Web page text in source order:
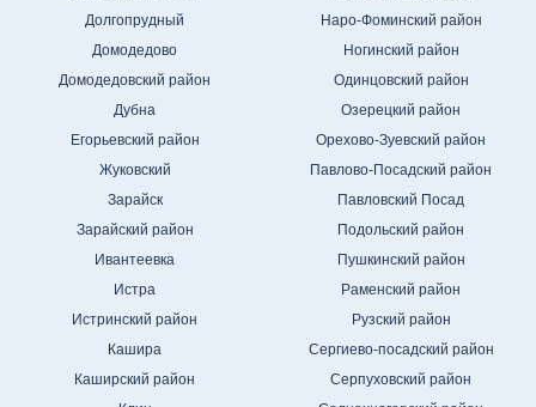
Долгопрудный
Домодедово
Домодедовский район
Дубна
Егорьевский район
Жуковский
Зарайск
Зарайский район
Ивантеевка
Истра
Истринский район
Кашира
Каширский район
Наро-Фоминский район
Ногинский район
Одинцовский район
Озерецкий район
Орехово-Зуевский район
Павлово-Посадский район
Павловский Посад
Подольский район
Пушкинский район
Раменский район
Рузский район
Сергиево-посадский район
Серпуховский район